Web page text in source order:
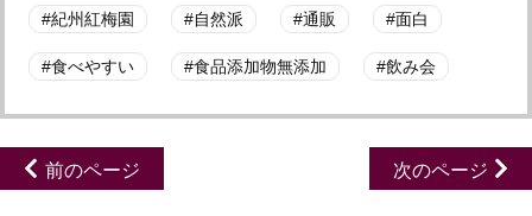
紀州紅梅園 自然派 通販 面白
食べやすい 食品添加物無添加 飲み会
前のページ 次のページ